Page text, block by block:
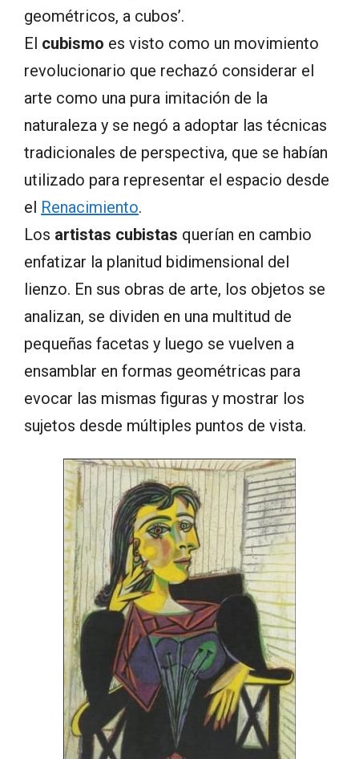
geométricos, a cubos’.
El cubismo es visto como un movimiento
revolucionario que rechazó considerar el
arte como una pura imitación de la
naturaleza y se negó a adoptar las técnicas
tradicionales de perspectiva, que se habían
utilizado para representar el espacio desde
el Renacimiento.
Los artistas cubistas querían en cambio
enfatizar la planitud bidimensional del
lienzo. En sus obras de arte, los objetos se
analizan, se dividen en una multitud de
pequeñas facetas y luego se vuelven a
ensamblar en formas geométricas para
evocar las mismas figuras y mostrar los
sujetos desde múltiples puntos de vista.